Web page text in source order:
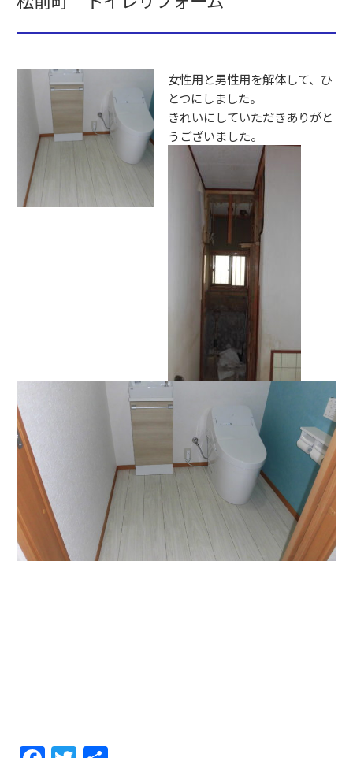
o
k
女性用と男性用を解体して、ひ
とつにしました。
きれいにしていただきありがと
うございました。